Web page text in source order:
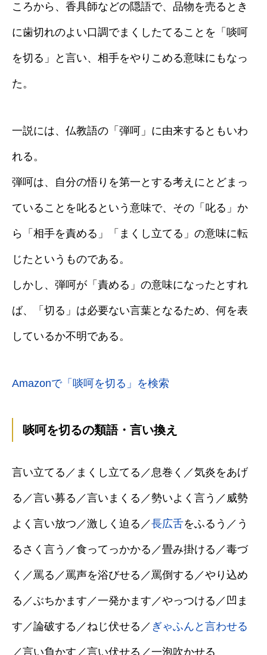
ころから、香具師などの隠語で、品物を売るとき
に歯切れのよい口調でまくしたてることを「啖呵
を切る」と言い、相手をやりこめる意味にもなっ
た。
一説には、仏教語の「弾呵」に由来するともいわ
れる。
弾呵は、自分の悟りを第一とする考えにとどまっ
ていることを叱るという意味で、その「叱る」か
ら「相手を責める」「まくし立てる」の意味に転
じたというものである。
しかし、弾呵が「責める」の意味になったとすれ
ば、「切る」は必要ない言葉となるため、何を表
しているか不明である。
Amazonで「啖呵を切る」を検索
啖呵を切るの類語・言い換え
言い立てる／まくし立てる／息巻く／気炎をあげ
る／言い募る／言いまくる／勢いよく言う／威勢
よく言い放つ／激しく迫る／長広舌をふるう／う
るさく言う／食ってっかかる／畳み掛ける／毒づ
く／罵る／罵声を浴びせる／罵倒する／やり込め
る／ぶちかます／一発かます／やっつける／凹ま
す／論破する／ねじ伏せる／ ぎゃふんと言わせる
／言い負かす／言い伏せる／一泡吹かせる